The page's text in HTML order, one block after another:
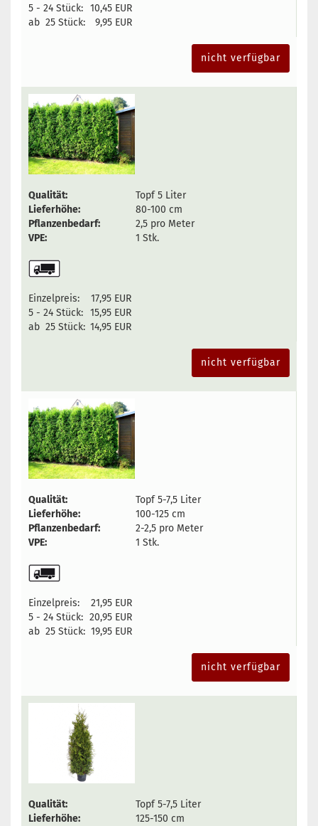
5 - 24 Stück: 10,45 EUR
ab 25 Stück:
9,95 EUR
nicht verfügbar
Qualität:
Topf 5 Liter
Lieferhöhe:
80-100 cm
Pflanzenbedarf:
2,5 pro Meter
VPE:
1 Stk.
Einzelpreis:
17,95 EUR
5 - 24 Stück: 15,95 EUR
ab 25 Stück: 14,95 EUR
nicht verfügbar
Qualität:
Topf 5-7,5 Liter
Lieferhöhe:
100-125 cm
Pflanzenbedarf:
2-2,5 pro Meter
VPE:
1 Stk.
Einzelpreis:
21,95 EUR
5 - 24 Stück: 20,95 EUR
ab 25 Stück: 19,95 EUR
nicht verfügbar
Qualität:
Topf 5-7,5 Liter
Lieferhöhe:
125-150 cm